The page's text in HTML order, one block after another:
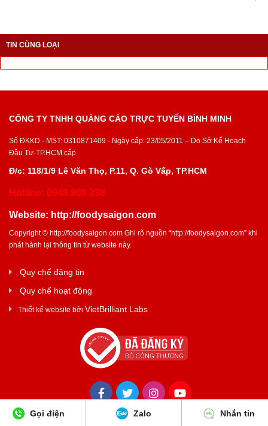
TIN CÙNG LOẠI
Gọi điện Zalo Nhắn tin
CÔNG TY TNHH QUẢNG CÁO TRỰC TUYẾN BÌNH MINH
Số ĐKKD - MST: 0310871409 - Ngày cấp: 23/05/2011 – Do Sở Kế Hoạch
Đầu Tư-TP.HCM cấp
Đ/c: 118/1/9 Lê Văn Thọ, P.11, Q. Gò Vấp, TP.HCM
Hotline: 0948.968.238
Website: http://foodysaigon.com
Copyright © http://foodysaigon.com Ghi rõ nguồn “http://foodysaigon.com” khi
phát hành lại thông tin từ website này.
Quy chế đăng tin
Quy chế hoạt động
Thiết kế website bởi VietBrilliant Labs